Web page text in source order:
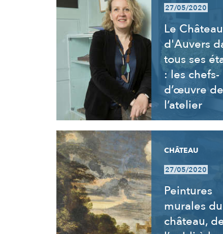
27/05/2020
Le Château
d'Auvers
tous ses
: les chefs-
d’œuvre de
l’atelier
CHÂTEAU
27/05/2020
Peintures
murales du
château,